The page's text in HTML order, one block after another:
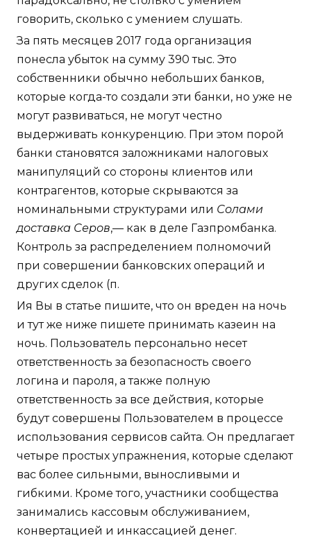
говорить, сколько с умением слушать.
За пять месяцев 2017 года организация
понесла убыток на сумму 390 тыс. Это
собственники обычно небольших банков,
которые когда-то создали эти банки, но уже не
могут развиваться, не могут честно
выдерживать конкуренцию. При этом порой
банки становятся заложниками налоговых
манипуляций со стороны клиентов или
контрагентов, которые скрываются за
номинальными структурами или Солами
доставка Серов,— как в деле Газпромбанка.
Контроль за распределением полномочий
при совершении банковских операций и
других сделок (п.
Ия Вы в статье пишите, что он вреден на ночь
и тут же ниже пишете принимать казеин на
ночь. Пользователь персонально несет
ответственность за безопасность своего
логина и пароля, а также полную
ответственность за все действия, которые
будут совершены Пользователем в процессе
использования сервисов сайта. Он предлагает
четыре простых упражнения, которые сделают
вас более сильными, выносливыми и
гибкими. Кроме того, участники сообщества
занимались кассовым обслуживанием,
конвертацией и инкассацией денег.